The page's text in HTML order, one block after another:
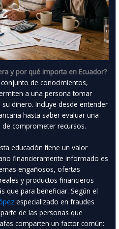
y por qué importa en Ecuador?
de conocimientos,
a una persona tomar
dinero. Incluye desde entender
hasta saber evaluar una
comprometer recursos.
educación tiene un valor
financieramente informado es
engañosos, ofertas
y productos financieros
que para beneficiar. Según el
especializado en fraudes
de las personas que
comparten un factor común: